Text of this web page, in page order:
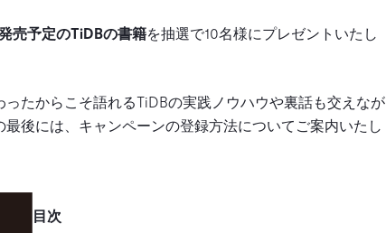
売予定のTiDBの書籍を抽選で10名様にプレゼントいたし
たからこそ語れるTiDBの実践ノウハウや裏話も交えなが
後には、キャンペーンの登録方法についてご案内いたし
目次